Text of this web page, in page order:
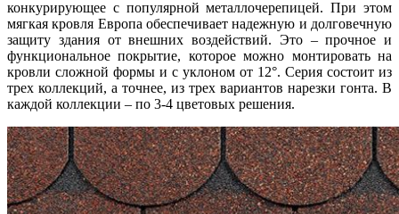
конкурирующее с популярной металлочерепицей. При этом
мягкая кровля Европа обеспечивает надежную и долговечную
защиту здания от внешних воздействий. Это – прочное и
функциональное покрытие, которое можно монтировать на
кровли сложной формы и с уклоном от 12°. Серия состоит из
трех коллекций, а точнее, из трех вариантов нарезки гонта. В
каждой коллекции – по 3-4 цветовых решения.